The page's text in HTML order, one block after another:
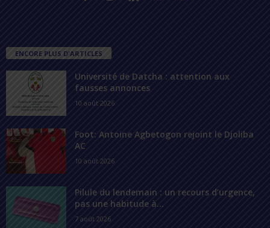
ENCORE PLUS D'ARTICLES
Université de Datcha : attention aux
fausses annonces
10 août 2026
Foot: Antoine Agbetogon rejoint le Djoliba
AC
10 août 2026
Pilule du lendemain : un recours d’urgence,
pas une habitude à...
7 août 2026